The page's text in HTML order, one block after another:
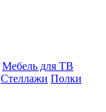
Мебель для ТВ
Стеллажи Полки